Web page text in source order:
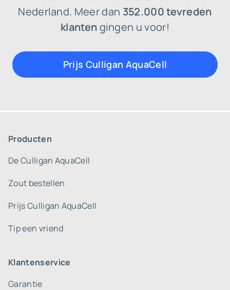
Nederland. Meer dan 352.000 tevreden
klanten gingen u voor!
Prijs Culligan AquaCell
Producten
De Culligan AquaCell
Zout bestellen
Prijs Culligan AquaCell
Tip een vriend
Klantenservice
Garantie